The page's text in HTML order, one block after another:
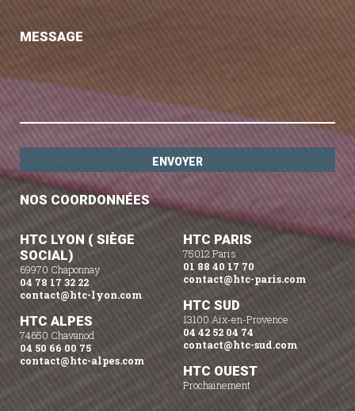
MESSAGE
NOS COORDONNÉES
HTC LYON ( SIÈGE
SOCIAL)
69970 Chaponnay
04 78 17 32 22
contact@htc-lyon.com
HTC ALPES
74650 Chavanod
04 50 66 00 75
contact@htc-alpes.com
HTC PARIS
75012 Paris
01 88 40 17 70
contact@htc-paris.com
HTC SUD
13100 Aix-en-Provence
04 42 52 04 74
contact@htc-sud.com
HTC OUEST
Prochainement